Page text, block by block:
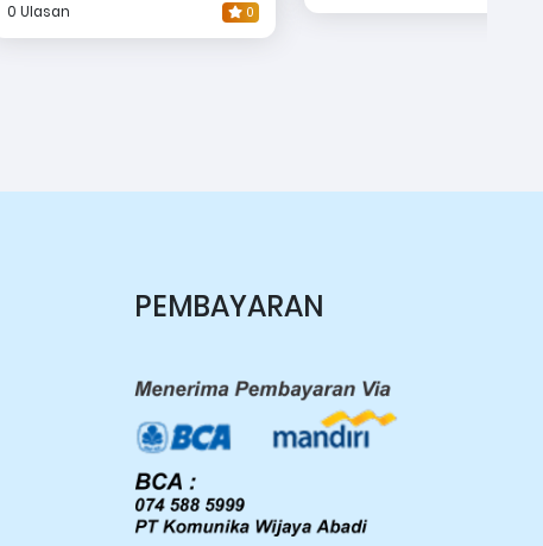
0 Ulasan 0
PEMBAYARAN